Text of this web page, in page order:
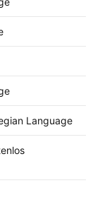
Language